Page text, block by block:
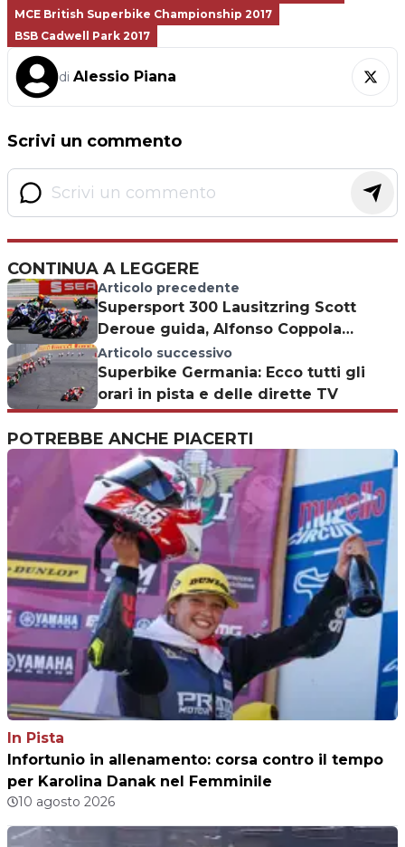
MCE British Superbike Championship 2017
BSB Cadwell Park 2017
di Alessio Piana
Scrivi un commento
CONTINUA A LEGGERE
Articolo precedente
Supersport 300 Lausitzring Scott
Deroue guida, Alfonso Coppola
insegue
Articolo successivo
Superbike Germania: Ecco tutti gli
orari in pista e delle dirette TV
POTREBBE ANCHE PIACERTI
In Pista
Infortunio in allenamento: corsa contro il tempo
per Karolina Danak nel Femminile
10 agosto 2026